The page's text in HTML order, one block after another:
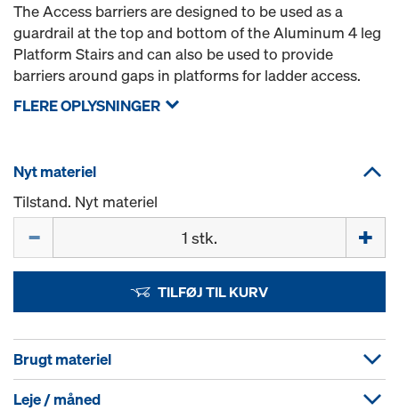
The Access barriers are designed to be used as a
guardrail at the top and bottom of the Aluminum 4 leg
Platform Stairs and can also be used to provide
barriers around gaps in platforms for ladder access.
FLERE OPLYSNINGER
Nyt materiel
Tilstand. Nyt materiel
TILFØJ TIL KURV
Brugt materiel
Leje / måned